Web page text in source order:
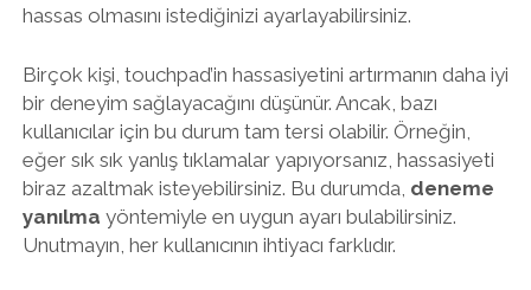
hassas olmasını istediğinizi ayarlayabilirsiniz.
Birçok kişi, touchpad’in hassasiyetini artırmanın daha iyi
bir deneyim sağlayacağını düşünür. Ancak, bazı
kullanıcılar için bu durum tam tersi olabilir. Örneğin,
eğer sık sık yanlış tıklamalar yapıyorsanız, hassasiyeti
biraz azaltmak isteyebilirsiniz. Bu durumda, deneme
yanılma yöntemiyle en uygun ayarı bulabilirsiniz.
Unutmayın, her kullanıcının ihtiyacı farklıdır.